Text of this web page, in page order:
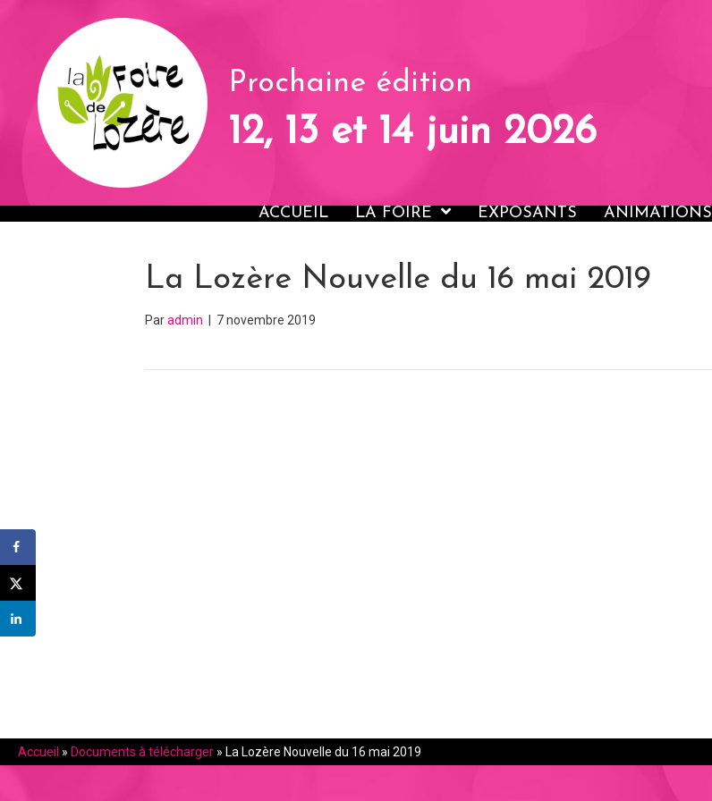
Prochaine édition
12, 13 et 14 juin 2026
ACCUEIL LA FOIRE EXPOSANTS ANIMATIONS
La Lozère Nouvelle du 16 mai 2019
Paradmin 7 novembre 2019
Accueil » Documents à télécharger » La Lozère Nouvelle du 16 mai 2019